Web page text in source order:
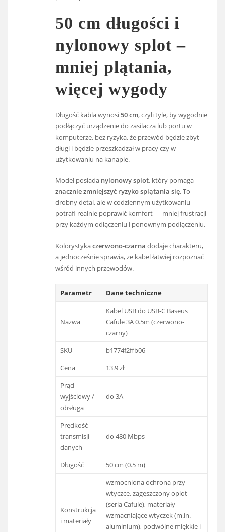
50 cm długości i
nylonowy splot –
mniej plątania,
więcej wygody
Długość kabla wynosi50 cm, czyli tyle, by wygodnie
podłączyć urządzenie do zasilacza lub portu w
komputerze, bez ryzyka, że przewód będzie zbyt
długi i będzie przeszkadzał w pracy czy w
użytkowaniu na kanapie.
Model posiada nylonowy splot, który pomaga
znacznie zmniejszyć ryzyko splątania się. To
drobny detal, ale w codziennym użytkowaniu
potrafi realnie poprawić komfort — mniej frustracji
przy każdym odłączeniu i ponownym podłączeniu.
Kolorystykaczerwono-czarna dodaje charakteru,
a jednocześnie sprawia, że kabel łatwiej rozpoznać
wśród innych przewodów.
Parametr Dane techniczne
Nazwa
Kabel USB do USB-C Baseus
Cafule 3A 0.5m (czerwono-
czarny)
SKU
b1774f2ffb06
Cena
13.9 zł
Prąd
wyjściowy /
obsługa
do 3A
Prędkość
transmisji
danych
do 480 Mbps
Długość 50 cm (0.5 m)
Konstrukcja
i materiały
wzmocniona ochrona przy
wtyczce, zagęszczony oplot
(seria Cafule), materiały
wzmacniające wtyczek (m.in.
aluminium), podwójne miękkie i